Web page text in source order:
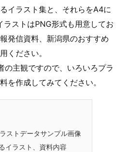
イラスト集と、それらをA4に
ラストはPNG形式も用意してお
発信資料、新潟県のおすすめ
ください。
の主観ですので、いろいろプラ
を作成してみてください。
ストデータサンプル画像
イラスト、資料内容